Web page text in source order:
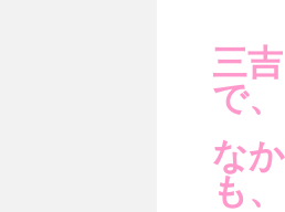
三
で、
な
も、